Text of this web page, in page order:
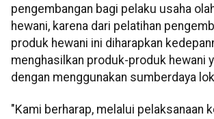
pengembangan bagi pelaku usaha
hewani, karena dari pelatihan
produk hewani ini diharapkan
menghasilkan produk-produk hewani
dengan menggunakan sumberdaya
"Kami berharap, melalui pelaksanaan